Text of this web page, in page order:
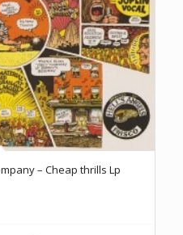
– Cheap thrills Lp